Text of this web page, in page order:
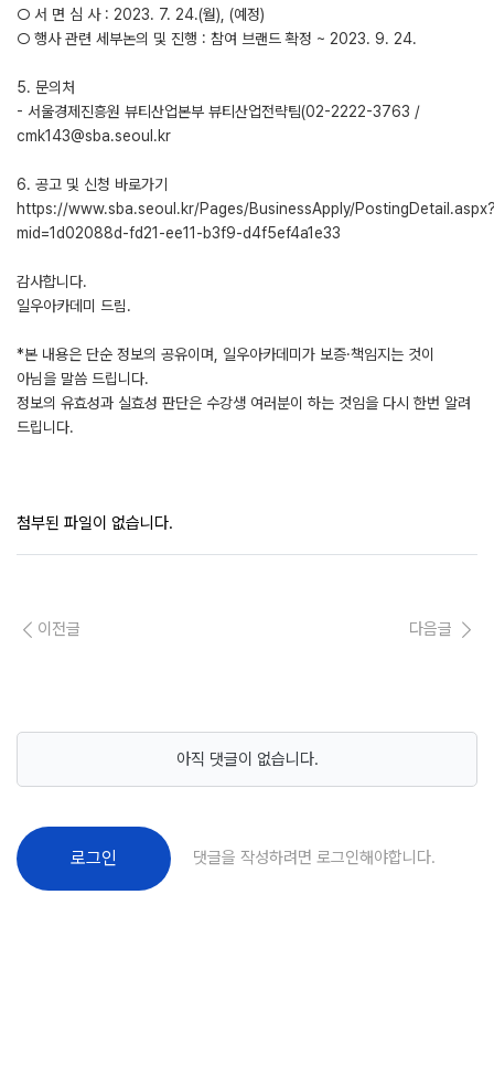
○ 서 면 심 사 : 2023. 7. 24.(월), (예정)
○ 행사 관련 세부논의 및 진행 : 참여 브랜드 확정 ~ 2023. 9. 24.
5. 문의처
- 서울경제진흥원 뷰티산업본부 뷰티산업전략팀(02-2222-3763 /
cmk143@sba.seoul.kr
6. 공고 및 신청 바로가기
https://www.sba.seoul.kr/Pages/BusinessApply/
mid=1d02088d-fd21-ee11-b3f9-d4f5ef4a1e33
감사합니다.
일우아카데미 드림.
*본 내용은 단순 정보의 공유이며, 일우아카데미가 보증·책임지는 것이
아님을 말씀 드립니다.
정보의 유효성과 실효성 판단은 수강생 여러분이 하는 것임을 다시 한번 알려
드립니다.
첨부된 파일이 없습니다.
이전글 다음글
아직 댓글이 없습니다.
로그인 댓글을 작성하려면 로그인해야합니다.